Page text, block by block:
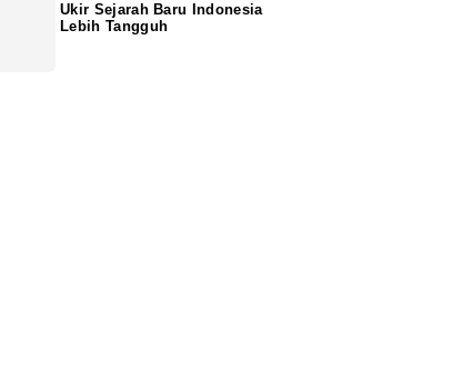
Ukir Sejarah Baru Indonesia
Lebih Tangguh